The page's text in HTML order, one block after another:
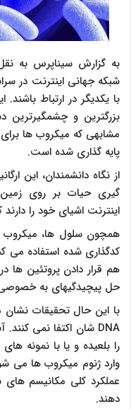
به گزارش سیناپرس به
شبکه جهانی اینترنت در
با یکدیگر در ارتباط
بزرگترین و چشمگیرترین
مشابهی که میکروب ها
پایه گذاری شده است.
از نگاه دانشمندان، این
گیری حیات بر روی
اینترنت اشیای خود را
همچون سلول ها، میکروب
کدگذاری شده استفاده می
هم قرار دادن پروتئین ها
حل پیچیدگیهای به خصوصی
با این حال تحقیقات نشان
DNA شان اکتفا نمی کنند.
را بلعیده و یا با نمونه
وارد ژنوم میکروب ها می
عملکرد کلی مکانیسم های
دهند.